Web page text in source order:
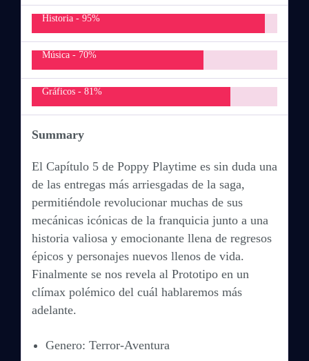
Historia - 95%
Música - 70%
Gráficos - 81%
Summary
El Capítulo 5 de Poppy Playtime es sin duda una
de las entregas más arriesgadas de la saga,
permitiéndole revolucionar muchas de sus
mecánicas icónicas de la franquicia junto a una
historia valiosa y emocionante llena de regresos
épicos y personajes nuevos llenos de vida.
Finalmente se nos revela al Prototipo en un
clímax polémico del cuál hablaremos más
adelante.
Genero: Terror-Aventura